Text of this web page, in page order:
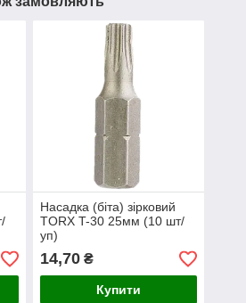
Насадка (біта) зірковий
TORX T-30 25мм (10 шт/
уп)
14,70₴
Купити